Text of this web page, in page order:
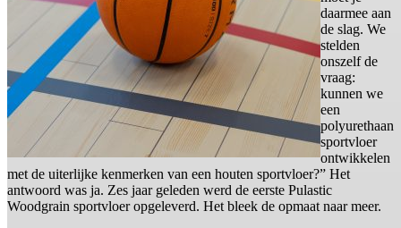
daarmee aan
de slag. We
stelden
onszelf de
vraag:
kunnen we
een
polyurethaan
sportvloer
ontwikkelen
met de uiterlijke kenmerken van een houten sportvloer?” Het
antwoord was ja. Zes jaar geleden werd de eerste Pulastic
Woodgrain sportvloer opgeleverd. Het bleek de opmaat naar meer.